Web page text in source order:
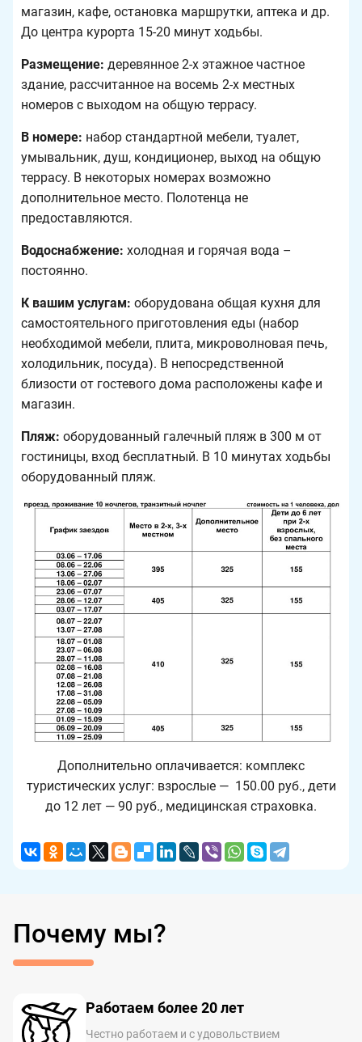
магазин, кафе, остановка маршрутки, аптека и др.
До центра курорта 15-20 минут ходьбы.
Размещение: деревянное 2-х этажное частное
здание, рассчитанное на восемь 2-х местных
номеров с выходом на общую террасу.
В номере: набор стандартной мебели, туалет,
умывальник, душ, кондиционер, выход на общую
террасу. В некоторых номерах возможно
дополнительное место. Полотенца не
предоставляются.
Водоснабжение: холодная и горячая вода –
постоянно.
К вашим услугам: оборудована общая кухня для
самостоятельного приготовления еды (набор
необходимой мебели, плита, микроволновая печь,
холодильник, посуда). В непосредственной
близости от гостевого дома расположены кафе и
магазин.
Пляж: оборудованный галечный пляж в 300 м от
гостиницы, вход бесплатный. В 10 минутах ходьбы
оборудованный пляж.
Дополнительно оплачивается: комплекс
туристических услуг: взрослые — 150.00 руб., дети
до 12 лет — 90 руб., медицинская страховка.
Почему мы?
Работаем более 20 лет
Честно работаем и с удовольствием